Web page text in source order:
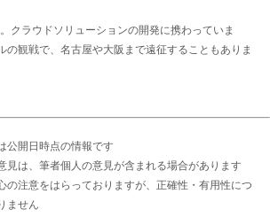
クラウドソリューションの開発に携わっていま
の観戦で、名古屋や大阪まで遠征することもありま
公開日時点の情報です
見は、筆者個人の意見が含まれる場合があります
の注意をはらっておりますが、正確性・有用性につ
ません